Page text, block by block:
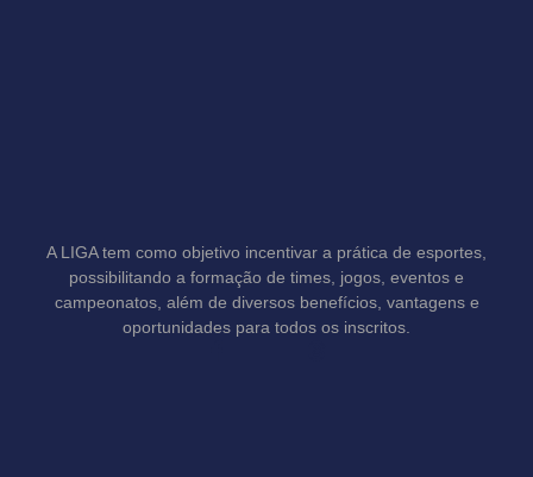
A LIGA tem como objetivo incentivar a prática de esportes,
possibilitando a formação de times, jogos, eventos e
campeonatos, além de diversos benefícios, vantagens e
oportunidades para todos os inscritos.